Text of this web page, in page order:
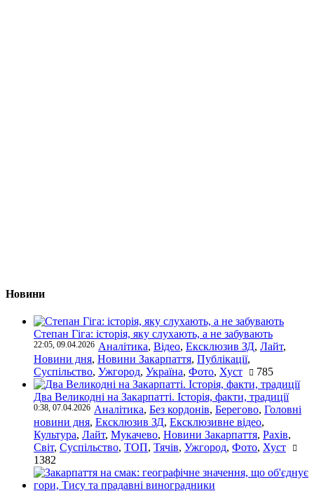
Новини
Степан Гіга: історія, яку слухають, а не забувають
22:05, 09.04.2026 Аналітика, Відео, Ексклюзив ЗД, Лайт,
Новини дня, Новини Закарпаття, Публікації,
Суспільство, Ужгород, Україна, Фото, Хуст 785
Два Великодні на Закарпатті. Історія, факти, традиції
0:38, 07.04.2026 Аналітика, Без кордонів, Берегово, Головні
новини дня, Ексклюзив ЗД, Ексклюзивне відео,
Культура, Лайт, Мукачево, Новини Закарпаття, Рахів,
Світ, Суспільство, ТОП, Тячів, Ужгород, Фото, Хуст
1382